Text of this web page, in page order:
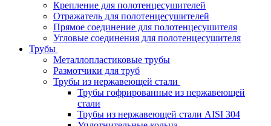
Крепление для полотенцесушителей
Отражатель для полотенцесушителей
Прямое соединение для полотенцесушителя
Угловые соединения для полотенцесушителя
Трубы
Металлопластиковые трубы
Размотчики для труб
Трубы из нержавеющей стали
Трубы гофрированные из нержавеющей
стали
Трубы из нержавеющей стали AISI 304